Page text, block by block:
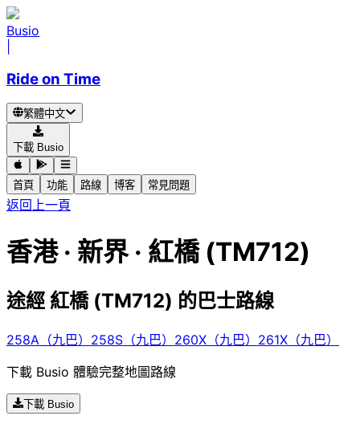
Busio
Ride on Time
繁體中文
下載 Busio
首頁 功能 路線 博客 常見問題
返回上一頁
香港 · 新界 · 紅橋 (TM712)
途經 紅橋 (TM712) 的巴士路線
258A（九巴） 258S（九巴） 260X（九巴） 261X（九巴）
下載 Busio 體驗完整地圖路線
下載 Busio